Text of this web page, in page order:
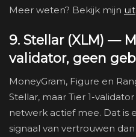
Meer weten? Bekijk mijn
9. Stellar (XLM) —
validator, geen
MoneyGram, Figure en
Stellar, maar Tier 1-
netwerk actief mee. Dat is
signaal van vertrouwen